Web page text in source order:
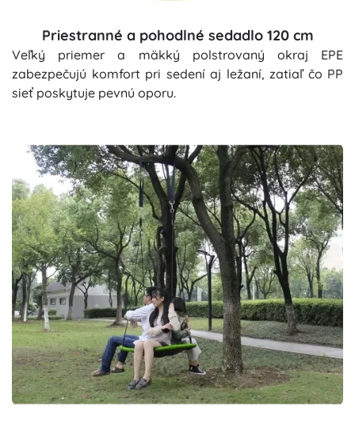
Priestranné a pohodlné sedadlo 120 cm
Veľký priemer a mäkký polstrovaný okraj EPE
zabezpečujú komfort pri sedení aj ležaní, zatiaľ čo PP
sieť poskytuje pevnú oporu.